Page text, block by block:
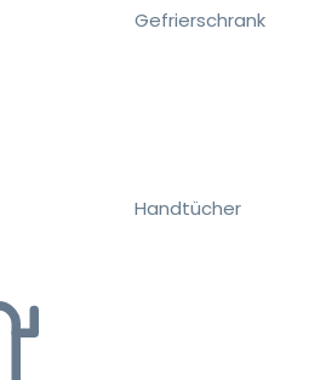
Gefrierschrank
Handtücher